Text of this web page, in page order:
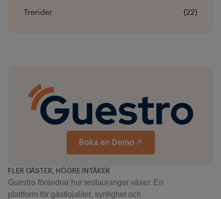
Trender (22)
Boka en Demo
FLER GÄSTER, HÖGRE INTÄKER
Guestro förändrar hur restauranger växer. En
plattform för gästlojalitet, synlighet och